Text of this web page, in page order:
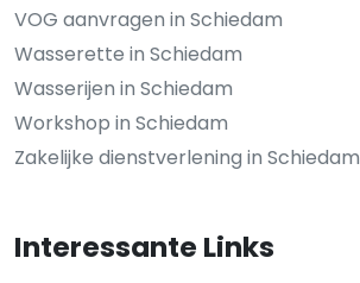
VOG aanvragen in Schiedam
Wasserette in Schiedam
Wasserijen in Schiedam
Workshop in Schiedam
Zakelijke dienstverlening in Schiedam
Interessante Links